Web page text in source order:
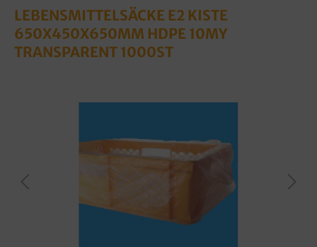
LEBENSMITTELSÄCKE E2 KISTE
650X450X650MM HDPE 10MY
TRANSPARENT 1000ST